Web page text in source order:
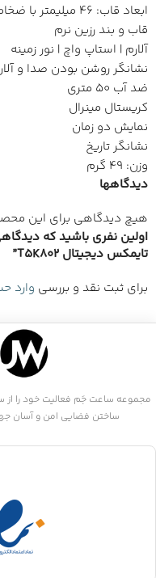
ابعاد قاب: 46 میلیمتر با ضخامت 14 میلیمتر
قاب و بند رزین نرم
آلارم | استاپ واچ | نور زمینه
نشانگر روشن بودن صدا و
ضد آب 50 متری
کریستال مینرال
نمایش دو زمان
نشانگر تاریخ
وزن: 49 گرم
دیدگاهها
هیچ دیدگاهی برای این
اولین نفری باشید که
تایمکس دیجیتال T5K802”
برای ثبت نقد و بررسی وارد
ساختن فضایی امن و آسان